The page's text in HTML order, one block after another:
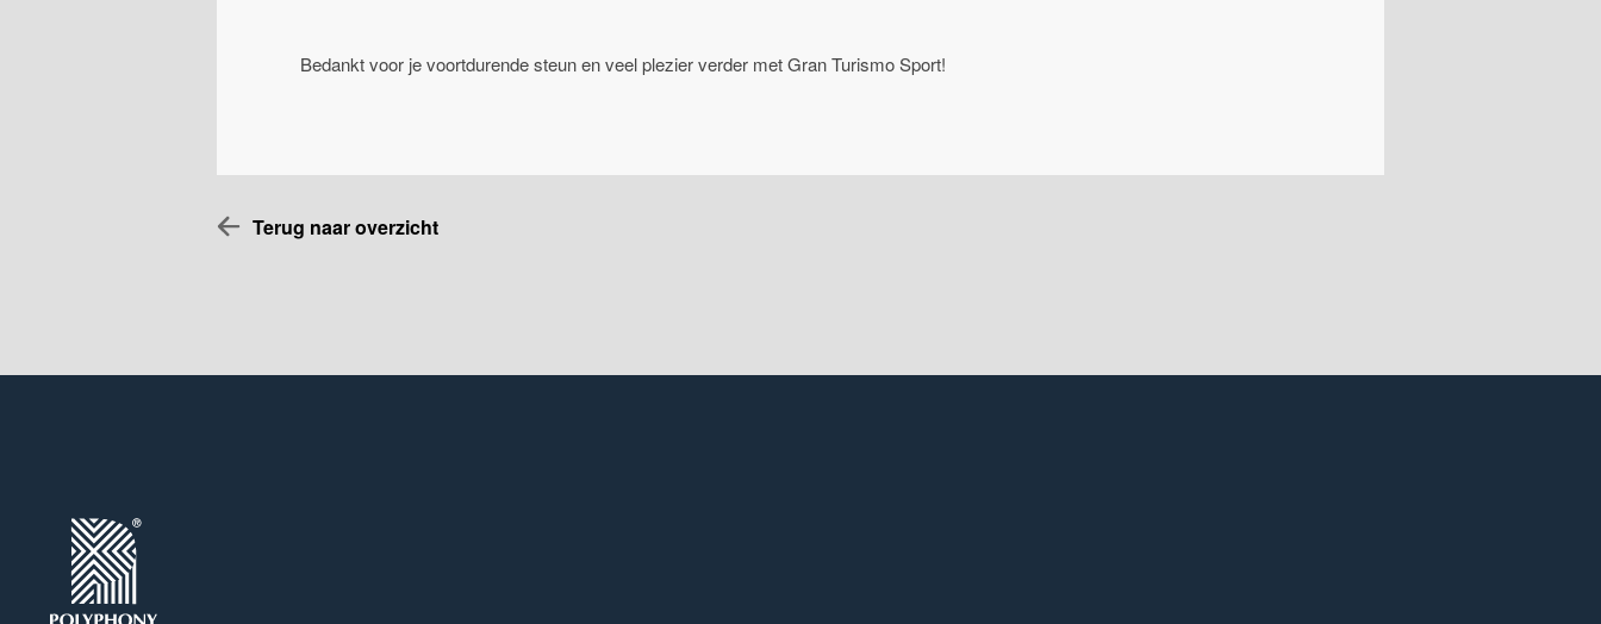
Bedankt voor je voortdurende steun en veel plezier verder met Gran Turismo Sport!
Terug naar overzicht